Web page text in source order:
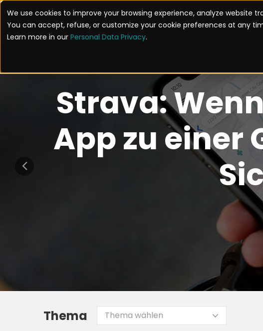
We use cookies to improve your browsing experience, analyze website
You can accept, refuse, or customize your cookie preferences at any
Learn more in our Personal Data Privacy.
LÖSUNGEN
Strava:
App zu einer
Thema Thema wählen